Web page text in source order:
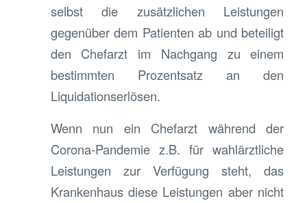
selbst die zusätzlichen Leistungen
gegenüber dem Patienten ab und beteiligt
den Chefarzt im Nachgang zu einem
bestimmten Prozentsatz an den
Liquidationserlösen.
Wenn nun ein Chefarzt während der
Corona-Pandemie z.B. für wahlärztliche
Leistungen zur Verfügung steht, das
Krankenhaus diese Leistungen aber nicht